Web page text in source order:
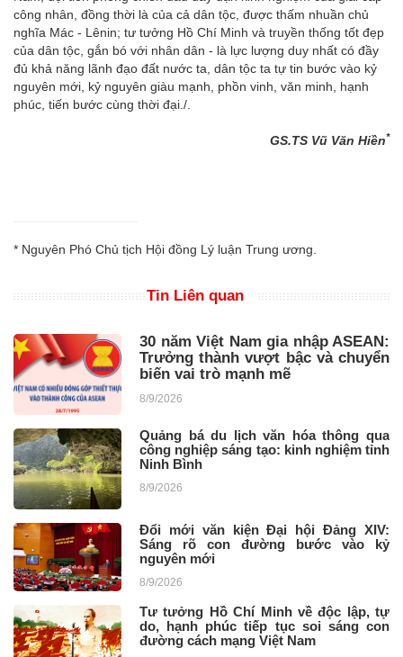
công nhân, đồng thời là của cả dân tộc, được thấm nhuần chủ
nghĩa Mác - Lênin; tư tưởng Hồ Chí Minh và truyền thống tốt đẹp
của dân tộc, gắn bó với nhân dân - là lực lượng duy nhất có đầy
đủ khả năng lãnh đạo đất nước ta, dân tộc ta tự tin bước vào kỷ
nguyên mới, kỷ nguyên giàu mạnh, phồn vinh, văn minh, hạnh
phúc, tiến bước cùng thời đại./.
GS.TS Vũ Văn Hiền*
* Nguyên Phó Chủ tịch Hội đồng Lý luận Trung ương.
Tin Liên quan
30 năm Việt Nam gia nhập ASEAN:
Trưởng thành vượt bậc và chuyển
biến vai trò mạnh mẽ
8/9/2026
Quảng bá du lịch văn hóa thông qua
công nghiệp sáng tạo: kinh nghiệm tỉnh
Ninh Bình
8/9/2026
Đổi mới văn kiện Đại hội Đảng XIV:
Sáng rõ con đường bước vào kỷ
nguyên mới
8/9/2026
Tư tưởng Hồ Chí Minh về độc lập, tự
do, hạnh phúc tiếp tục soi sáng con
đường cách mạng Việt Nam ​